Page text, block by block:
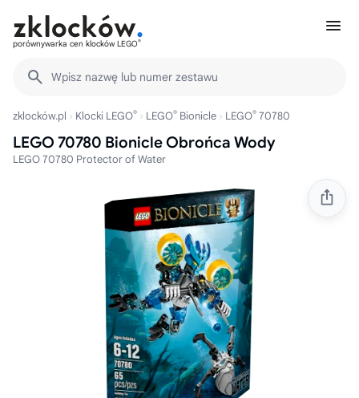
porównywarka cen klocków LEGO®
Wpisz nazwę lub numer zestawu
zklocków.pl Klocki LEGO® LEGO® Bionicle LEGO® 70780
LEGO 70780 Bionicle Obrońca Wody
LEGO 70780 Protector of Water